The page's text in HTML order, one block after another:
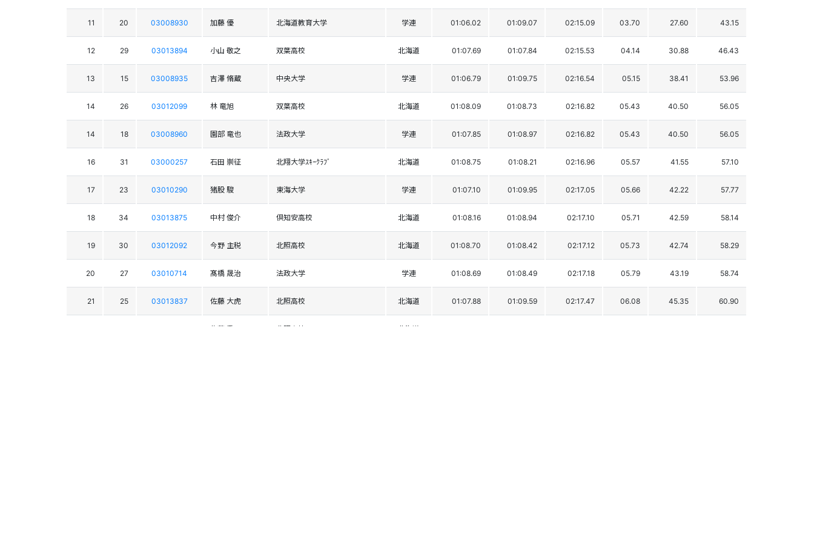
11 20 03008930 加藤 優 北海道教育大学 学連 01:06.02 01:09.07 02:15.09 03.70 27.60 43.15
12 29 03013894 小山 敬之 双葉高校 北海道 01:07.69 01:07.84 02:15.53 04.14 30.88 46.43
13 15 03008935 吉澤 脩蔵 中央大学 学連 01:06.79 01:09.75 02:16.54 05.15 38.41 53.96
14 26 03012099 林 竜旭 双葉高校 北海道 01:08.09 01:08.73 02:16.82 05.43 40.50 56.05
14 18 03008960 園部 竜也 法政大学 学連 01:07.85 01:08.97 02:16.82 05.43 40.50 56.05
16 31 03000257 石田 崇征 北翔大学ｽｷｰｸﾗﾌﾞ 北海道 01:08.75 01:08.21 02:16.96 05.57 41.55 57.10
17 23 03010290 猪股 駿 東海大学 学連 01:07.10 01:09.95 02:17.05 05.66 42.22 57.77
18 34 03013875 中村 俊介 倶知安高校 北海道 01:08.16 01:08.94 02:17.10 05.71 42.59 58.14
19 30 03012092 今野 主税 北照高校 北海道 01:08.70 01:08.42 02:17.12 05.73 42.74 58.29
20 27 03010714 髙橋 晟治 法政大学 学連 01:08.69 01:08.49 02:17.18 05.79 43.19 58.74
21 25 03013837 佐藤 大虎 北照高校 北海道 01:07.88 01:09.59 02:17.47 06.08 45.35 60.90
佐藤 秀 北照高校 北海道